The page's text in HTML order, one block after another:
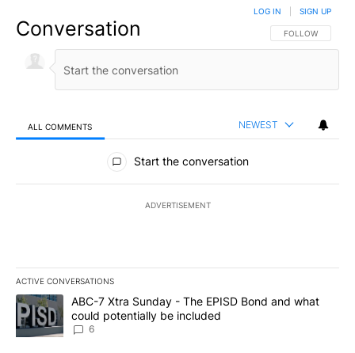
Conversation FOLLOW THIS
FOLLOW
LOG IN SIGN UP
ALL COMMENTS NEWEST
All Comments
Start the conversation
ADVERTISEMENT
ACTIVE CONVERSATIONS
The following is a list of the most commented articles in the last
A trending article titled "ABC-7 Xtra Sunday - The EPISD Bond
ABC-7 Xtra Sunday - The EPISD Bond and what
could potentially be included
6